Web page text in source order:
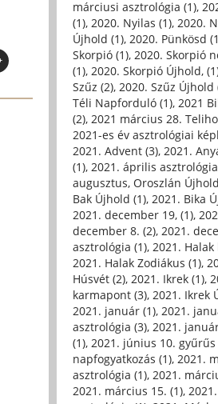
márciusi asztrológia (1),
(1), 2020. Nyilas (1), 2020.
Újhold (1), 2020. Pünkösd
Skorpió (1), 2020. Skorpió
(1), 2020. Skorpió Újhold,
Szűz (2), 2020. Szűz Újhold
Téli Napforduló (1), 2021
(2), 2021 március 28.
2021-es év asztrológiai
2021. Advent (3), 2021.
(1), 2021. április
augusztus, Oroszlán
Bak Újhold (1), 2021. Bika
2021. december 19, (1),
december 8. (2), 2021.
asztrológia (1), 2021. Halak
2021. Halak Zodiákus (1),
Húsvét (2), 2021. Ikrek (1),
karmapont (3), 2021. Ikrek
2021. január (1), 2021.
asztrológia (3), 2021.
(1), 2021. június 10. gyűrűs
napfogyatkozás (1), 2021.
asztrológia (1), 2021.
2021. március 15. (1),